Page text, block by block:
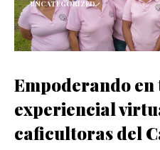
UNCATEGORIZED
Empoderando
experiencial
caficultoras del